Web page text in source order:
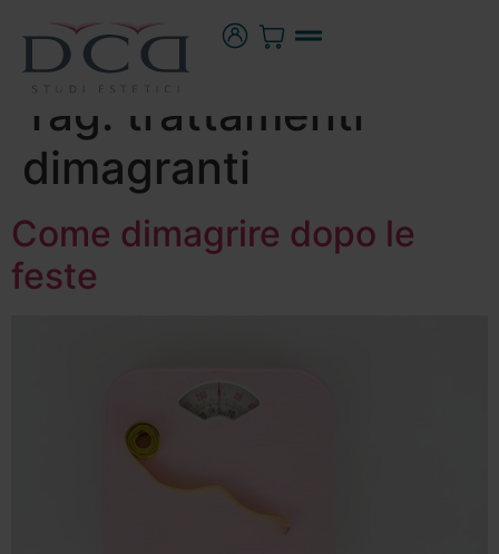
Tag: trattamenti
dimagranti
Come dimagrire dopo le
feste